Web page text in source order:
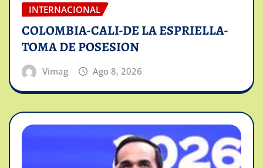
INTERNACIONAL
COLOMBIA-CALI-DE LA ESPRIELLA-
TOMA DE POSESION
Vimag Ago 8, 2026